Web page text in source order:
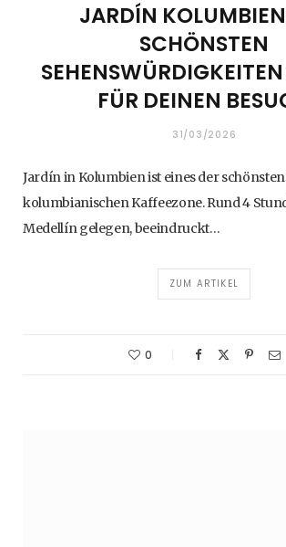
JARDÍN
SCHÖNSTEN
FÜR DEINEN
31/03/2026
Jardín in Kolumbien ist eines der
kolumbianischen Kaffeezone. Rund 4
Medellín gelegen, beeindruckt…
ZUM ARTIKEL
0